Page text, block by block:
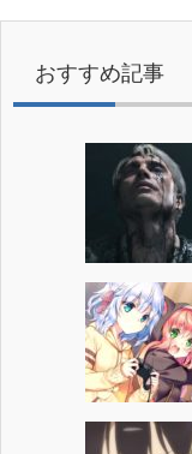
おすすめ記事